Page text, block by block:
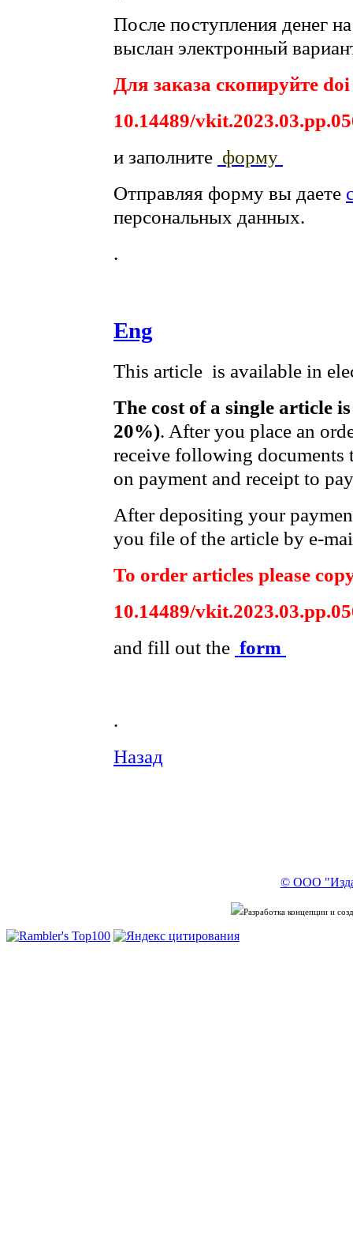
После поступления денег
выслан электронный
Для заказа скопируйте
10.14489/
и заполните форму
Отправляя форму вы даете
персональных данных.
.
Eng
This article is available in
The cost of a single article
20%). After you place an
receive following documents
on payment and receipt to
After depositing your
you file of the article by e-
To order articles please
10.14489/
and fill out the form
.
Назад
© ООО
Разработка концепции и